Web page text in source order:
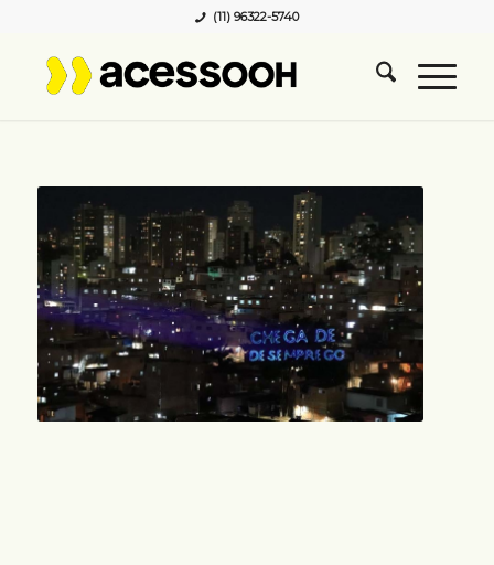
(11) 96322-5740